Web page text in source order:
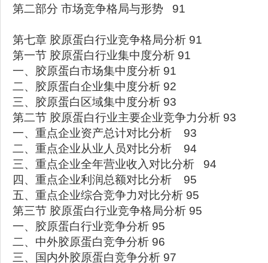
第二部分 市场竞争格局与形势 91
第七章 胶原蛋白行业竞争格局分析 91
第一节 胶原蛋白行业集中度分析 91
一、胶原蛋白市场集中度分析 91
二、胶原蛋白企业集中度分析 92
三、胶原蛋白区域集中度分析 93
第二节 胶原蛋白行业主要企业竞争力分析 93
一、重点企业资产总计对比分析 93
二、重点企业从业人员对比分析 94
三、重点企业全年营业收入对比分析 94
四、重点企业利润总额对比分析 95
五、重点企业综合竞争力对比分析 95
第三节 胶原蛋白行业竞争格局分析 95
一、胶原蛋白行业竞争分析 95
二、中外胶原蛋白竞争分析 96
三、国内外胶原蛋白竞争分析 97